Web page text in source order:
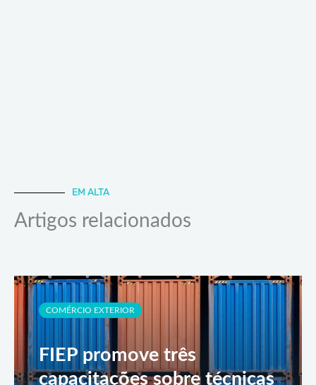
EM ALTA
Artigos relacionados
COMÉRCIO EXTERIOR
FIEP promove três
capacitações sobre técnicas